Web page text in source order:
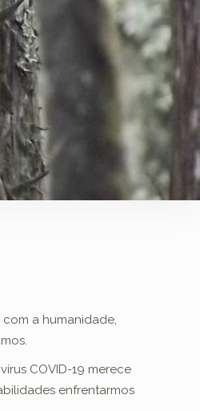
a humanidade,
COVID-19 merece
enfrentarmos